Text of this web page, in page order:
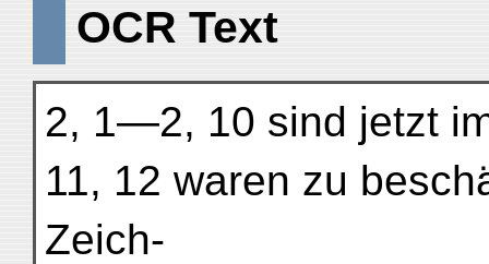
OCR Text
2, 1—2, 10 sind jetzt
11, 12 waren zu
Zeich-